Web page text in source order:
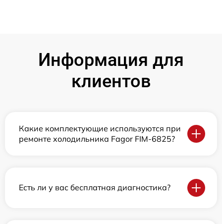
Информация для
клиентов
Какие комплектующие используются при
ремонте холодильника Fagor FIM-6825?
Есть ли у вас бесплатная диагностика?